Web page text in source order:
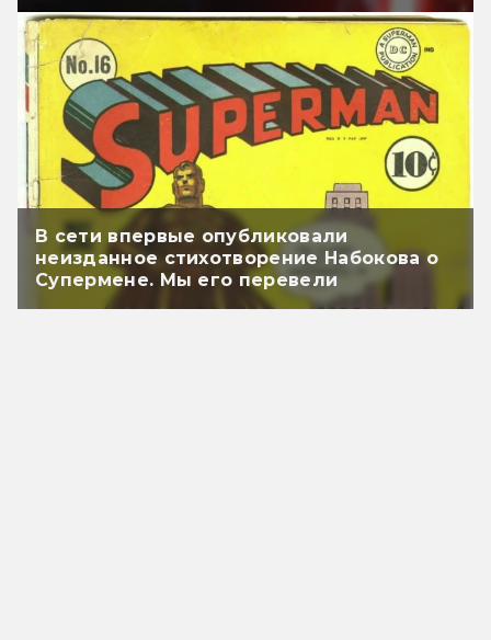
В сети впервые опубликовали
неизданное стихотворение Набокова о
Супермене. Мы его перевели